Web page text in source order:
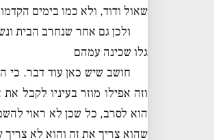
שאול ודוד, ולא כמו בימים
ולכן גם אחר שנחרב הבית
גלו שכינה עמהם
חושב שיש כאן עוד דבר. כי
וזה אפילו מוזר בעיניו לקבל
הוא לסרב, כל שכן לא ראוי
שהוא צריך את זה והוא לא